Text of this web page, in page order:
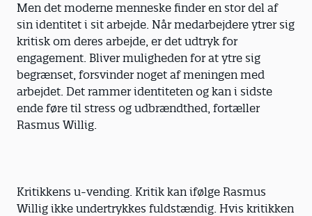
Men det moderne menneske finder en stor del af
sin identitet i sit arbejde. Når medarbejdere ytrer sig
kritisk om deres arbejde, er det udtryk for
engagement. Bliver muligheden for at ytre sig
begrænset, forsvinder noget af meningen med
arbejdet. Det rammer identiteten og kan i sidste
ende føre til stress og udbrændthed, fortæller
Rasmus Willig.
Kritikkens u-vending. Kritik kan ifølge Rasmus
Willig ikke undertrykkes fuldstændig. Hvis kritikken